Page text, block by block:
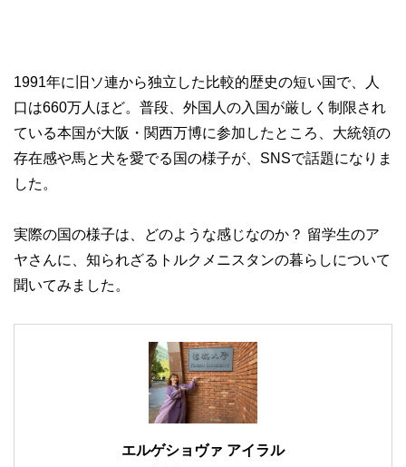
1991年に旧ソ連から独立した比較的歴史の短い国で、人
口は660万人ほど。普段、外国人の入国が厳しく制限され
ている本国が大阪・関西万博に参加したところ、大統領の
存在感や馬と犬を愛でる国の様子が、SNSで話題になりま
した。
実際の国の様子は、どのような感じなのか？ 留学生のア
ヤさんに、知られざるトルクメニスタンの暮らしについて
聞いてみました。
エルゲショヴァ アイラル